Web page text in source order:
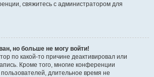
свяжитесь с администратором для
но больше не могу войти!
по какой-то причине деактивировал или
Кроме того, многие конференции
длительное время не